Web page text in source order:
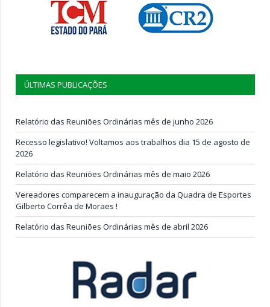
ÚLTIMAS PUBLICAÇÕES
Relatório das Reuniões Ordinárias mês de junho 2026
Recesso legislativo! Voltamos aos trabalhos dia 15 de agosto de
2026
Relatório das Reuniões Ordinárias mês de maio 2026
Vereadores comparecem a inauguração da Quadra de Esportes
Gilberto Corrêa de Moraes !
Relatório das Reuniões Ordinárias mês de abril 2026